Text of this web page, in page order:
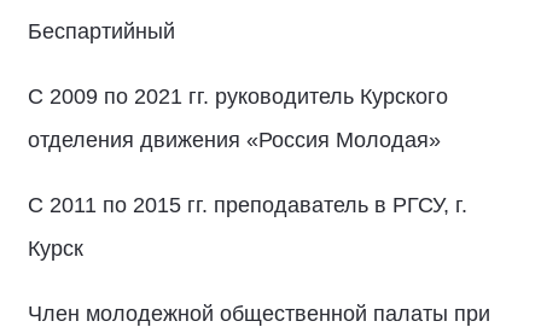
Беспартийный
С 2009 по 2021 гг. руководитель Курского
отделения движения «Россия Молодая»
С 2011 по 2015 гг. преподаватель в РГСУ, г.
Курск
Член молодежной общественной палаты при